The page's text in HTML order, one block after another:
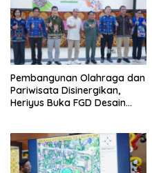
Pembangunan Olahraga dan
Pariwisata Disinergikan,
Heriyus Buka FGD Desain